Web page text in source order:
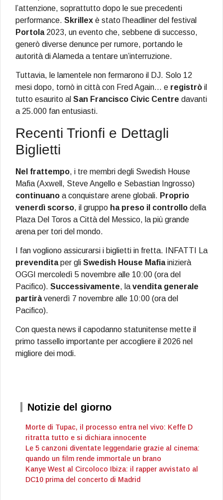
l’attenzione, soprattutto dopo le sue precedenti
performance. Skrillex è stato l’headliner del festival
Portola 2023, un evento che, sebbene di successo,
generò diverse denunce per rumore, portando le
autorità di Alameda a tentare un’interruzione.
Tuttavia, le lamentele non fermarono il DJ. Solo 12
mesi dopo, tornò in città con Fred Again… e registrò il
tutto esaurito al San Francisco Civic Centre davanti
a 25.000 fan entusiasti.
Recenti Trionfi e Dettagli
Biglietti
Nel frattempo, i tre membri degli Swedish House
Mafia (Axwell, Steve Angello e Sebastian Ingrosso)
continuano a conquistare arene globali. Proprio
venerdì scorso, il gruppo ha preso il controllo della
Plaza Del Toros a Città del Messico, la più grande
arena per tori del mondo.
I fan vogliono assicurarsi i biglietti in fretta. INFATTI La
prevenditaper gli Swedish House Mafiainizierà
OGGI mercoledì 5 novembre alle 10:00 (ora del
Pacifico). Successivamente, la vendita generale
partiràvenerdì 7 novembre alle 10:00 (ora del
Pacifico).
Con questa news il capodanno statunitense mette il
primo tassello importante per accogliere il 2026 nel
migliore dei modi.
Notizie del giorno
Morte di Tupac, il processo entra nel vivo: Keffe D
ritratta tutto e si dichiara innocente
Le 5 canzoni diventate leggendarie grazie al cinema:
quando un film rende immortale un brano
Kanye West al Circoloco Ibiza: il rapper avvistato al
DC10 prima del concerto di Madrid